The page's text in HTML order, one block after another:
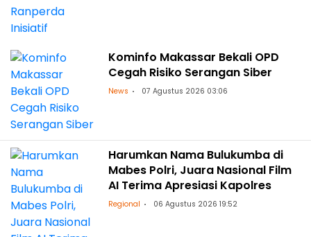
Kominfo Makassar Bekali OPD
Cegah Risiko Serangan Siber
News 07 Agustus 2026 03:06
Harumkan Nama Bulukumba di
Mabes Polri, Juara Nasional Film
AI Terima Apresiasi Kapolres
Regional 06 Agustus 2026 19:52